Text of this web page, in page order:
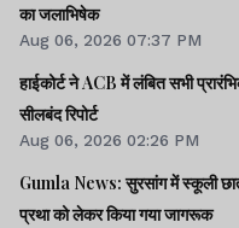
का जलाभिषेक
Aug 06, 2026 07:37 PM
हाईकोर्ट ने ACB में लंबित सभी
सीलबंद रिपोर्ट
Aug 06, 2026 02:26 PM
Gumla News: सुरसांग में स्कूली
प्रथा को लेकर किया गया जागरूक